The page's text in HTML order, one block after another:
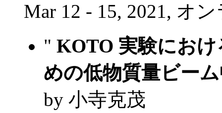
Mar 12 - 15, 2021, オ
" KOTO 実験にお
めの低物質量ビー
by 小寺克茂